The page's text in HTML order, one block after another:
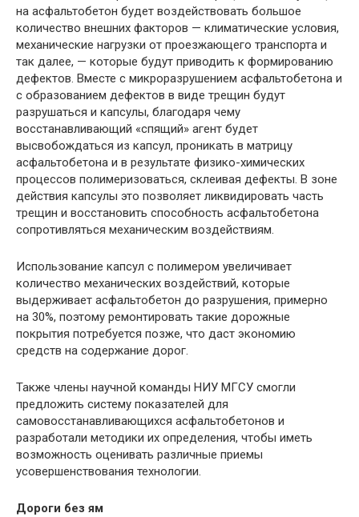
на асфальтобетон будет воздействовать большое
количество внешних факторов — климатические условия,
механические нагрузки от проезжающего транспорта и
так далее, — которые будут приводить к формированию
дефектов. Вместе с микроразрушением асфальтобетона и
с образованием дефектов в виде трещин будут
разрушаться и капсулы, благодаря чему
восстанавливающий «спящий» агент будет
высвобождаться из капсул, проникать в матрицу
асфальтобетона и в результате физико-химических
процессов полимеризоваться, склеивая дефекты. В зоне
действия капсулы это позволяет ликвидировать часть
трещин и восстановить способность асфальтобетона
сопротивляться механическим воздействиям.
Использование капсул с полимером увеличивает
количество механических воздействий, которые
выдерживает асфальтобетон до разрушения, примерно
на 30%, поэтому ремонтировать такие дорожные
покрытия потребуется позже, что даст экономию
средств на содержание дорог.
Также члены научной команды НИУ МГСУ смогли
предложить систему показателей для
самовосстанавливающихся асфальтобетонов и
разработали методики их определения, чтобы иметь
возможность оценивать различные приемы
усовершенствования технологии.
Дороги без ям